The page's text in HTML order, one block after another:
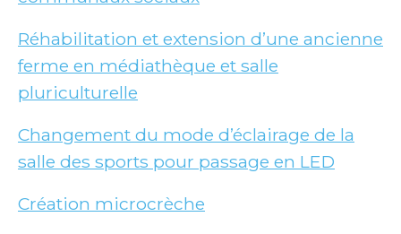
Réhabilitation et extension d’une ancienne
ferme en médiathèque et salle
pluriculturelle
Changement du mode d’éclairage de la
salle des sports pour passage en LED
Création microcrèche